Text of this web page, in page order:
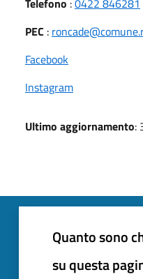
PEC :
Facebook
Instagram
Ultimo aggiornamento:
Quanto sono
su questa